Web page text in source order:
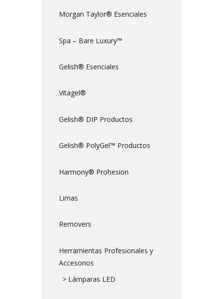
Morgan Taylor® Esenciales
Spa – Bare Luxury™
Gelish® Esenciales
Vitagel®
Gelish® DIP Productos
Gelish® PolyGel™ Productos
Harmony® Prohesion
Limas
Removers
Herramientas Profesionales y
Accesorios
> Lámparas LED